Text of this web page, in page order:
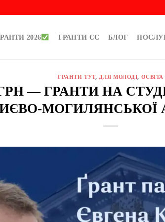
2026 ГРАНТИ ЄС БЛОГ
ГРАНТИ ТУТ, ДЛЯ МОЛОДІ, ОСВІТА
ГРН — ГРАНТИ НА
МОГИЛЯНСЬКОЇ